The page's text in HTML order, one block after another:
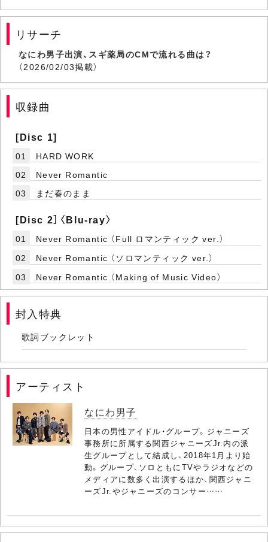
リサーチ
なにわ男子出演、スギ薬局のCMで流れる曲は？
（2026/02/03掲載）
収録曲
[Disc 1]
01
HARD WORK
02
Never Romantic
03
まだ春のまま
[Disc 2］〈Blu-ray〉
01
Never Romantic （Full ロマンティック ver.）
02
Never Romantic （ソロマンティック ver.）
03
Never Romantic （Making of Music Video）
封入特典
歌詞ブックレット
アーティスト
なにわ男子
日本の男性アイドル・グループ。ジャニーズ
事務所に所属する関西ジャニーズJr.内の派
生グループとして結成し、2018年1月より始
動。グループ、ソロともにTVやラジオなどの
メディアに数多く出演するほか、関西ジャニ
ーズJr.やジャニーズのコンサー……